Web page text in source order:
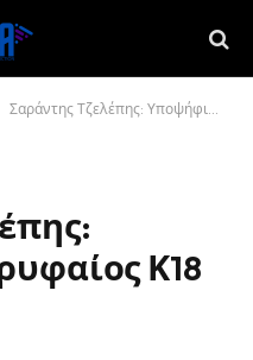
Σαράντης Τζελέπης: Υποψήφιος κορυφαίος Κ18
Κ18